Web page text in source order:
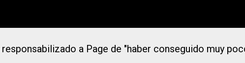
a Page de "haber conseguido muy